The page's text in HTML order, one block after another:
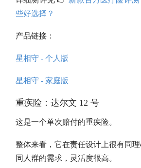
些好选择？
产品链接：
星相守 - 个人版
星相守 - 家庭版
重疾险：达尔文 12 号
这是一个单次赔付的重疾险。
整体来看，它在责任设计上很有同
同人群的需求，灵活度很高。